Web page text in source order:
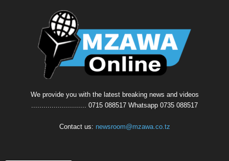
We provide you with the latest breaking news and videos
........................... 0715 088517 Whatsapp 0735 088517
Contact us: newsroom@mzawa.co.tz